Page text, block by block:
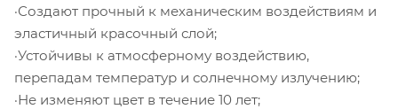
·Создают прочный к механическим воздействиям и
эластичный красочный слой;
·Устойчивы к атмосферному воздействию,
перепадам температур и солнечному излучению;
·Не изменяют цвет в течение 10 лет;